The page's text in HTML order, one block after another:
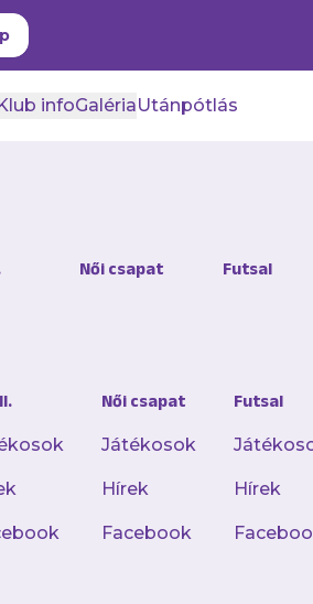
infoGalériaUtánpótlás
Női csapat Futsal
Női csapat
Játékosok
Hírek
Facebook
Futsal
Hírek
Fontos a
egy hét is a
kellett a győzelem a
sikerült felhozni a